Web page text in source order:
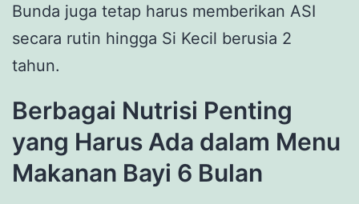
Bunda juga tetap harus memberikan ASI
secara rutin hingga Si Kecil berusia 2
tahun.
Berbagai Nutrisi Penting
yang Harus Ada dalam Menu
Makanan Bayi 6 Bulan